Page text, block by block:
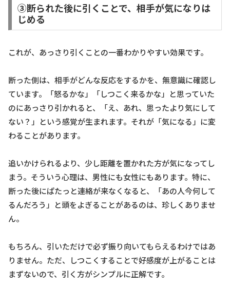
③断られた後に引くことで、相手が気になりは
じめる
これが、あっさり引くことの一番わかりやすい効果です。
断った側は、相手がどんな反応をするかを、無意識に確認し
ています。「怒るかな」「しつこく来るかな」と思っていた
のにあっさり引かれると、「え、あれ、思ったより気にして
ない？」という感覚が生まれます。それが「気になる」に変
わることがあります。
追いかけられるより、少し距離を置かれた方が気になってし
まう。そういう心理は、男性にも女性にもあります。特に、
断った後にぱたっと連絡が来なくなると、「あの人今何して
るんだろう」と頭をよぎることがあるのは、珍しくありませ
ん。
もちろん、引いただけで必ず振り向いてもらえるわけではあ
りません。ただ、しつこくすることで好感度が上がることは
まずないので、引く方がシンプルに正解です。